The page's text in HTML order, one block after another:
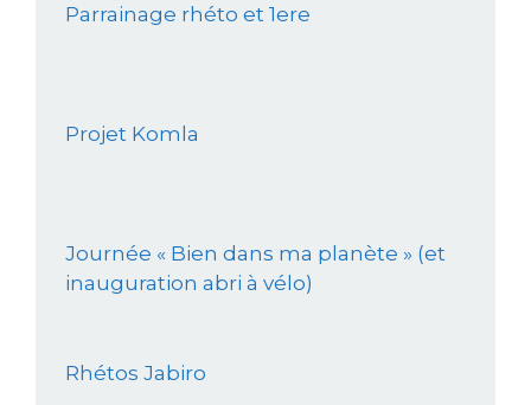
Parrainage rhéto et 1ere
Projet Komla
Journée « Bien dans ma planète » (et
inauguration abri à vélo)
Rhétos Jabiro